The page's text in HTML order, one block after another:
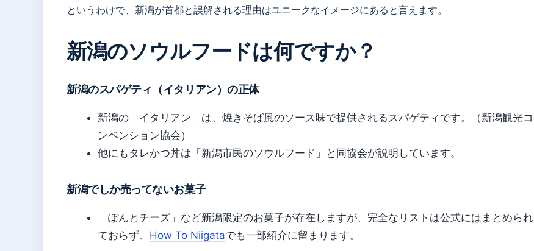
というわけで、新潟が首都と誤解される理由はユニークなイメージにあると言えます。
新潟のソウルフードは何ですか？
新潟のスパゲティ（イタリアン）の正体
新潟の「イタリアン」は、焼きそば風のソース味で提供されるスパゲティです。（新潟観光コ
ンベンション協会）
他にもタレかつ丼は「新潟市民のソウルフード」と同協会が説明しています。
新潟でしか売ってないお菓子
「ぽんとチーズ」など新潟限定のお菓子が存在しますが、完全なリストは公式にはまとめられ
ておらず、 How To Niigataでも一部紹介に留まります。